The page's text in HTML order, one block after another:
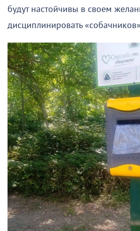
будут настойчивы в своем
дисциплинировать